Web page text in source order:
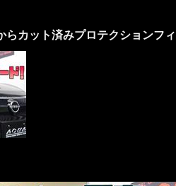
らカット済みプロテクションフ